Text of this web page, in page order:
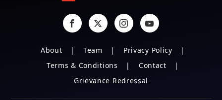
About Team
Privacy Policy
Terms & Conditions
Contact
Grievance Redressal